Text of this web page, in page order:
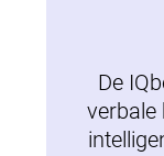
De
verbale